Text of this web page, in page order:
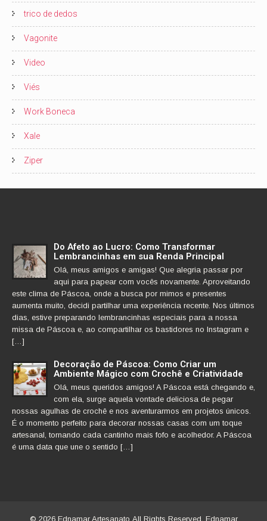
trico de dedos
Vagonite
Video
Viés
Work Boneca
Xale
Ziper
Do Afeto ao Lucro: Como Transformar
Lembrancinhas em sua Renda Principal
Olá, meus amigos e amigas! Que alegria passar por
aqui para papear com vocês novamente. Aproveitando
este clima de Páscoa, onde a busca por mimos e presentes
aumenta muito, decidi partilhar uma experiência recente. Nos últimos
dias, estive preparando lembrancinhas especiais para a nossa
missa de Páscoa e, ao compartilhar os bastidores no Instagram e
[…]
Decoração de Páscoa: Como Criar um
Ambiente Mágico com Crochê e Criatividade
Olá, meus queridos amigos! A Páscoa está chegando e,
com ela, surge aquela vontade deliciosa de pegar
nossas agulhas de crochê e nos aventurarmos em projetos únicos.
É o momento perfeito para decorar nossas casas com um toque
artesanal, tornando cada cantinho mais fofo e acolhedor. A Páscoa
é uma data que une o sentido […]
© 2026 Ednamar Artesanato All Rights Reserved. Ednamar